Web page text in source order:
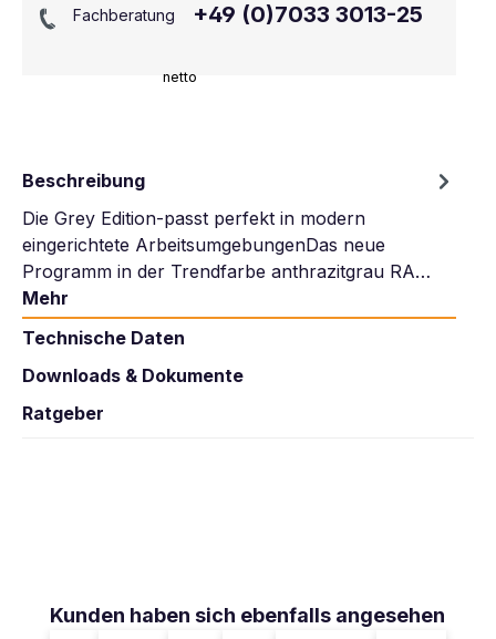
netto
Fachberatung +49 (0)7033 3013-25
Beschreibung
Die Grey Edition-passt perfekt in modern
eingerichtete ArbeitsumgebungenDas neue
Programm in der Trendfarbe anthrazitgrau RA…
Mehr
Technische Daten
Downloads & Dokumente
Ratgeber
Produktgalerie überspringen
Kunden haben sich ebenfalls angesehen